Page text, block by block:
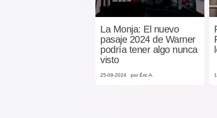
La Monja: El nuevo
pasaje 2024 de Warner
podría tener algo nunca
visto
25-09-2024 por Éric A.